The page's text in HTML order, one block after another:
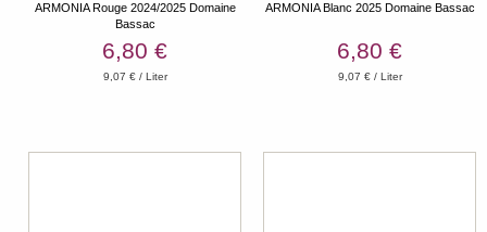
ARMONIA Rouge 2024/2025 Domaine
Bassac
6,80 €
9,07 € / Liter
ARMONIA Blanc 2025 Domaine Bassac
6,80 €
9,07 € / Liter